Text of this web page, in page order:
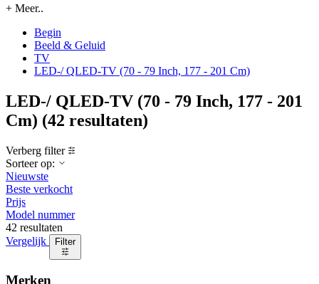
+ Meer..
Begin
Beeld & Geluid
TV
LED-/ QLED-TV (70 - 79 Inch, 177 - 201 Cm)
LED-/ QLED-TV (70 - 79 Inch, 177 - 201
Cm) (42 resultaten)
Verberg filter
Sorteer op:
Nieuwste
Beste verkocht
Prijs
Model nummer
42 resultaten
Vergelijk
Filter
Merken